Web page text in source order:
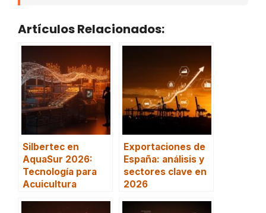
Artículos Relacionados:
Silbertec en
AquaSur 2026:
Tecnología para
Acuicultura
Exportaciones de
España: análisis y
sectores clave en
2026